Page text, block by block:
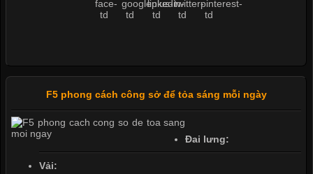
F5 phong cách công sở để tỏa sáng mỗi ngày
Đai lưng:
Vải: